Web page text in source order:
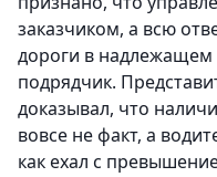
заказчиком, а всю
дороги в надлежащем
подрядчик.
доказывал, что
вовсе не факт, а
как ехал с